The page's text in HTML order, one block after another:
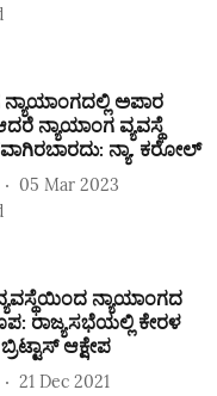
ಅಪಾರ
ನ್ಯಾಯಾಂಗ ವ್ಯವಸ್ಥೆ
ನ್ಯಾ. ಕರೋಲ್
05 Mar 2023
ನ್ಯಾಯಾಂಗದ
ರಾಜ್ಯಸಭೆಯಲ್ಲಿ ಕೇರಳ
ಆಕ್ಷೇಪ
21 Dec 2021